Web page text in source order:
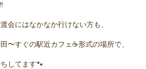
会にはなかなか行けない方も、
〜すぐの駅近カフェ☕️形式の場所で、
してます🐾